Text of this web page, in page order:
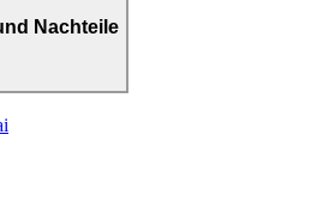
Nachteile